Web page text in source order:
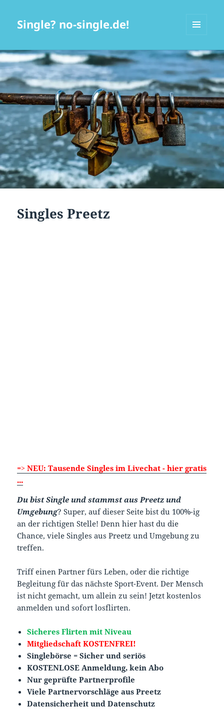
Single? no-single.de!
WIDGETS
Singles Preetz
=> NEU: Tausende Singles im Livechat - hier gratis
...
Du bist Single und stammst aus Preetz und
Umgebung? Super, auf dieser Seite bist du 100%-ig
an der richtigen Stelle! Denn hier hast du die
Chance, viele Singles aus Preetz und Umgebung zu
treffen.
Triff einen Partner fürs Leben, oder die richtige
Begleitung für das nächste Sport-Event. Der Mensch
ist nicht gemacht, um allein zu sein! Jetzt kostenlos
anmelden und sofort losflirten.
Sicheres Flirten mit Niveau
Mitgliedschaft KOSTENFREI!
Singlebörse = Sicher und seriös
KOSTENLOSE Anmeldung, kein Abo
Nur geprüfte Partnerprofile
Viele Partnervorschläge aus Preetz
Datensicherheit und Datenschutz